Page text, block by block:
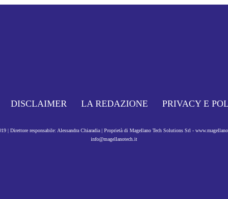
DISCLAIMER LA REDAZIONE PRIVACY E
| Direttore responsabile: Alessandra Chiaradia | Proprietà di Magellano Tech Solutions Srl -
info@magellanotech.it